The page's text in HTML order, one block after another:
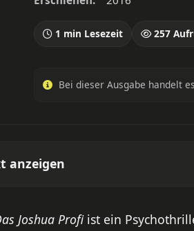
1 min Lesezeit 257
Bei dieser Ausgabe handelt
anzeigen
Joshua Profiist ein